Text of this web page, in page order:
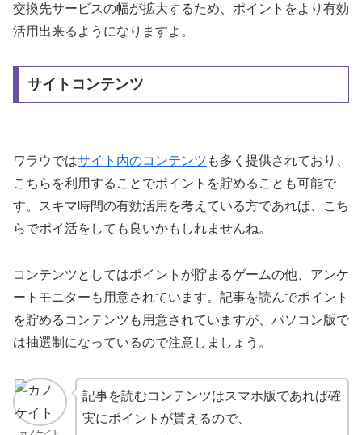
交換先サービスの幅が拡大するため、ポイントをより有効
活用出来るようになりますよ。
サイトコンテンツ
ワラウではサイト内のコンテンツ も多く提供されており、
こちらを利用することでポイントを貯めることも可能で
す。スキマ時間の有効活用を考えている方であれば、こち
らでポイ活をしても良いかもしれませんね。
コンテンツとしてはポイントが貯まるゲームの他、アンケ
ートモニターも用意されています。記事を読んでポイント
を貯めるコンテンツも用意されていますが、パソコン版で
は抽選制になっているので注意しましょう。
カノケイト
記事を読むコンテンツはスマホ版であれば確
実にポイントが貰えるので、